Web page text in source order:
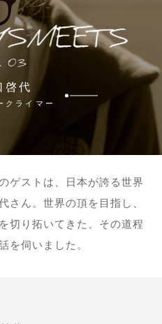
03
啓代
クライマー
ゲストは、日本が誇る世界
さん。世界の頂を目指し、
切り拓いてきた、その道程
を伺いました。